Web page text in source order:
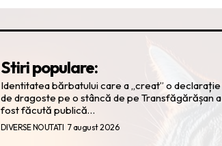
Stiri populare:
Identitatea bărbatului care a „creat” o declarație
de dragoste pe o stâncă de pe Transfăgărășan a
fost făcută publică…
DIVERSE NOUTATI 7 august 2026